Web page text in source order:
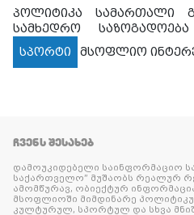
პოლიტიკა სამართალი
სამხედრო
საზოგადოება
სპორტი
მსოფლიო
ᲩᲕᲔᲜᲡ ᲨᲔᲡᲐᲮᲔᲑ
დამოუკიდებელი საინფორმაციო
საქართველო” მუშაობს რეალურ
ამომწურავ, ობიექტურ
მსოფლიოში მიმდინარე
კულტურულ, სპორტულ და სხვა